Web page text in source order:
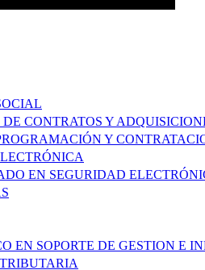
CONTRATOS Y
Y
EN SEGURIDAD
EN SOPORTE DE GESTION E